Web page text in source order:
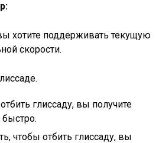
хотите поддерживать текущую
скорости.
глиссаду, вы получите
чтобы отбить глиссаду, вы